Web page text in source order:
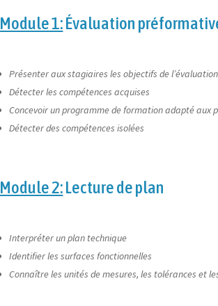
Module 1:Évaluation
Présenter aux stagiaires les objectifs de l’évaluation
Détecter les compétences acquises
Concevoir un programme de formation adapté
Détecter des compétences isolées
Module 2:Lecture de plan
Interpréter un plan technique
Identifier les surfaces fonctionnelles
Connaître les unités de mesures, les tolérances et